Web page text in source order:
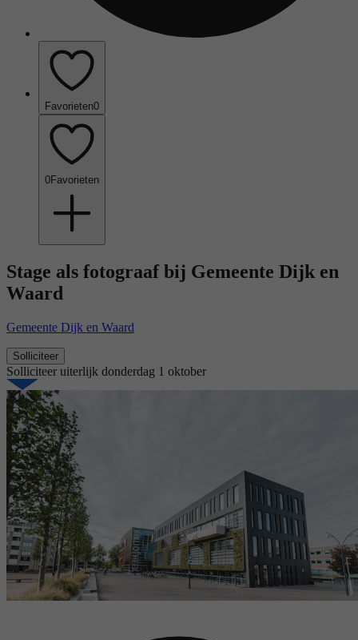
Favorieten0
0Favorieten
Stage als fotograaf bij Gemeente Dijk en
Waard
Gemeente Dijk en Waard
Solliciteer
Solliciteer uiterlijk donderdag 1 oktober